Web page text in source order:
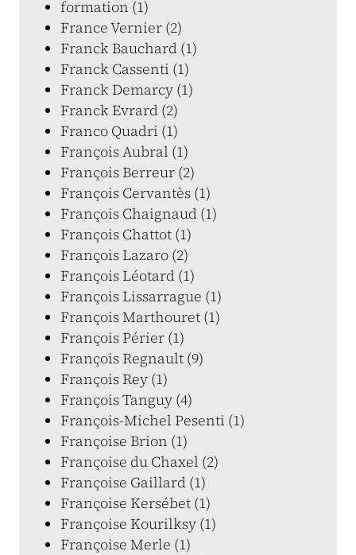
formation (1)
France Vernier (2)
Franck Bauchard (1)
Franck Cassenti (1)
Franck Demarcy (1)
Franck Evrard (2)
Franco Quadri (1)
François Aubral (1)
François Berreur (2)
François Cervantès (1)
François Chaignaud (1)
François Chattot (1)
François Lazaro (2)
François Léotard (1)
François Lissarrague (1)
François Marthouret (1)
François Périer (1)
François Regnault (9)
François Rey (1)
François Tanguy (4)
François-Michel Pesenti (1)
Françoise Brion (1)
Françoise du Chaxel (2)
Françoise Gaillard (1)
Françoise Kersébet (1)
Françoise Kourilksy (1)
Françoise Merle (1)